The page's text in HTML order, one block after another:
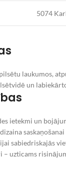
5074
laukumos,
un
ietekmi un
sabiedriskajās
– uzticams